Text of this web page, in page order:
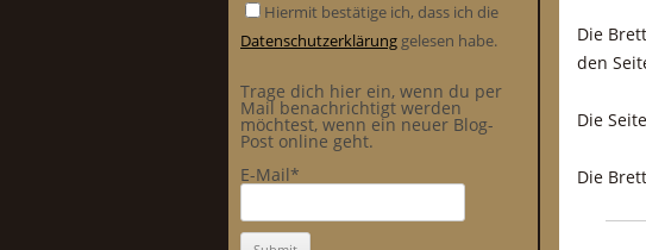
Die
den
Die
Die
Hiermit bestätige ich, dass ich die
Datenschutzerklärung gelesen habe.
Trage dich hier ein, wenn du per
Mail benachrichtigt werden
möchtest, wenn ein neuer Blog-
Post online geht.
E-Mail*